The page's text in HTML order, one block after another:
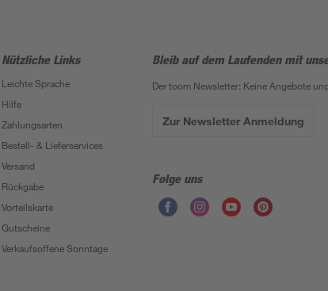
Nützliche Links
Leichte Sprache
Hilfe
Zahlungsarten
Bestell- & Lieferservices
Versand
Rückgabe
Vorteilskarte
Gutscheine
Verkaufsoffene Sonntage
Bleib auf dem Laufenden mit
Der toom Newsletter: Keine Angebote
Zur Newsletter Anmeldung
Folge uns